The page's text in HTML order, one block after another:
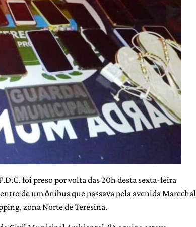
foi preso por volta das 20h desta sexta-feira
de um ônibus que passava pela avenida Marechal
zona Norte de Teresina.